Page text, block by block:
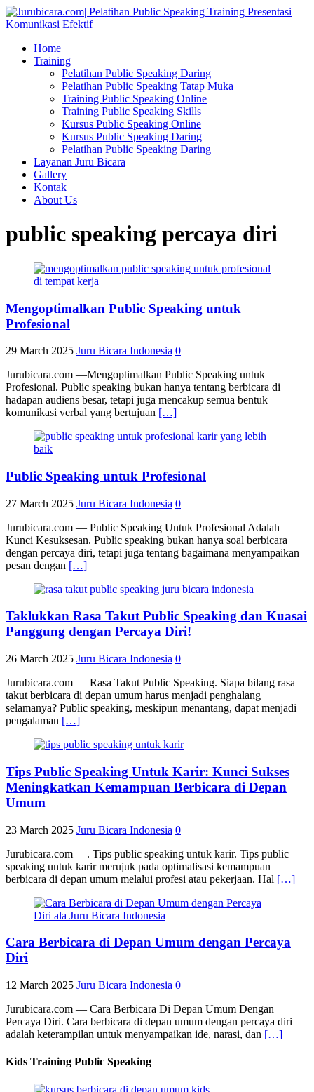
Home
Training
Pelatihan Public Speaking Daring
Pelatihan Public Speaking Tatap Muka
Training Public Speaking Online
Training Public Speaking Skills
Kursus Public Speaking Online
Kursus Public Speaking Daring
Pelatihan Public Speaking Daring
Layanan Juru Bicara
Gallery
Kontak
About Us
public speaking percaya diri
Mengoptimalkan Public Speaking untuk
Profesional
29 March 2025 Juru Bicara Indonesia 0
Jurubicara.com —Mengoptimalkan Public Speaking untuk
Profesional. Public speaking bukan hanya tentang berbicara di
hadapan audiens besar, tetapi juga mencakup semua bentuk
komunikasi verbal yang bertujuan […]
Public Speaking untuk Profesional
27 March 2025 Juru Bicara Indonesia 0
Jurubicara.com — Public Speaking Untuk Profesional Adalah
Kunci Kesuksesan. Public speaking bukan hanya soal berbicara
dengan percaya diri, tetapi juga tentang bagaimana menyampaikan
pesan dengan […]
Taklukkan Rasa Takut Public Speaking dan Kuasai
Panggung dengan Percaya Diri!
26 March 2025 Juru Bicara Indonesia 0
Jurubicara.com — Rasa Takut Public Speaking. Siapa bilang rasa
takut berbicara di depan umum harus menjadi penghalang
selamanya? Public speaking, meskipun menantang, dapat menjadi
pengalaman […]
Tips Public Speaking Untuk Karir: Kunci Sukses
Meningkatkan Kemampuan Berbicara di Depan
Umum
23 March 2025 Juru Bicara Indonesia 0
Jurubicara.com —. Tips public speaking untuk karir. Tips public
speaking untuk karir merujuk pada optimalisasi kemampuan
berbicara di depan umum melalui profesi atau pekerjaan. Hal […]
Cara Berbicara di Depan Umum dengan Percaya
Diri
12 March 2025 Juru Bicara Indonesia 0
Jurubicara.com — Cara Berbicara Di Depan Umum Dengan
Percaya Diri. Cara berbicara di depan umum dengan percaya diri
adalah keterampilan untuk menyampaikan ide, narasi, dan […]
Kids Training Public Speaking